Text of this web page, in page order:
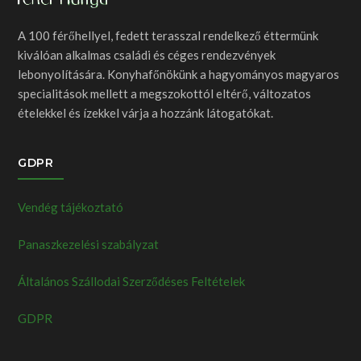
A 100 férőhellyel, fedett terasszal rendelkező éttermünk
kiválóan alkalmas családi és céges rendezvények
lebonyolítására. Konyhafőnökünk a hagyományos magyaros
specialitások mellett a megszokottól eltérő, változatos
ételekkel és ízekkel várja a hozzánk látogatókat.
GDPR
Vendég tájékoztató
Panaszkezelési szabályzat
Általános Szállodai Szerződéses Feltételek
GDPR